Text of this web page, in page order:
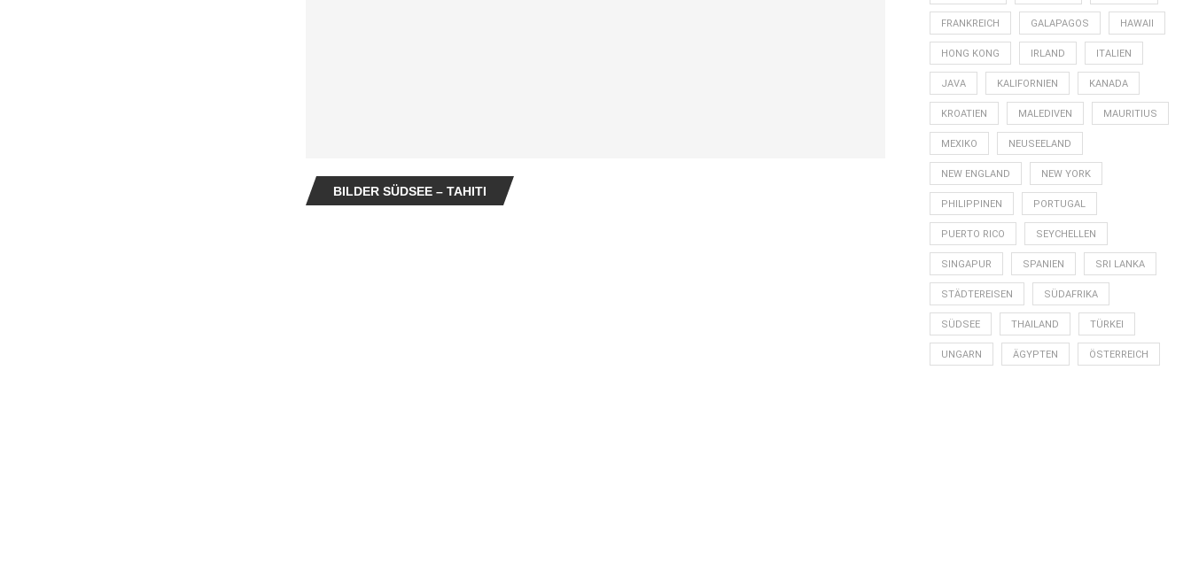
BILDER SÜDSEE – TAHITI
FRANKREICH GALAPAGOS HAWAII
HONG KONG IRLAND ITALIEN
JAVA KALIFORNIEN KANADA
KROATIEN MALEDIVEN MAURITIUS
MEXIKO NEUSEELAND
NEW ENGLAND NEW YORK
PHILIPPINEN PORTUGAL
PUERTO RICO SEYCHELLEN
SINGAPUR SPANIEN SRI LANKA
STÄDTEREISEN SÜDAFRIKA
SÜDSEE THAILAND TÜRKEI
UNGARN ÄGYPTEN ÖSTERREICH